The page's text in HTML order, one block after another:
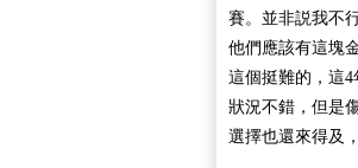
賽。並非説我不
他們應該有這塊
這個挺難的，這
狀況不錯，但是
選擇也還來得及